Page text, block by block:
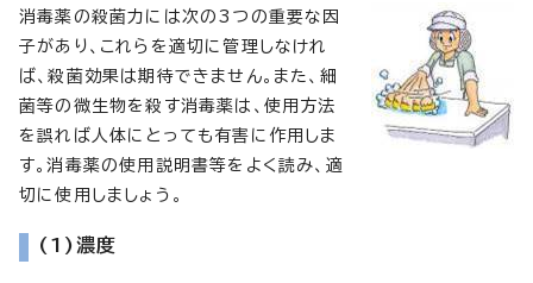
消毒薬の殺菌力には次の3つの重要な因
子があり、これらを適切に管理しなけれ
ば、殺菌効果は期待できません。また、細
菌等の微生物を殺す消毒薬は、使用方法
を誤れば人体にとっても有害に作用しま
す。消毒薬の使用説明書等をよく読み、適
切に使用しましょう。
(1)濃度